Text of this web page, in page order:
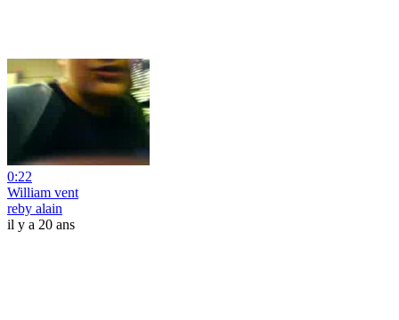
0:22
William vent
reby alain
il y a 20 ans